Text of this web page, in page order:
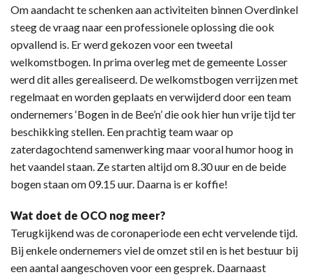
Om aandacht te schenken aan activiteiten binnen Overdinkel
steeg de vraag naar een professionele oplossing die ook
opvallend is. Er werd gekozen voor een tweetal
welkomstbogen. In prima overleg met de gemeente Losser
werd dit alles gerealiseerd. De welkomstbogen verrijzen met
regelmaat en worden geplaats en verwijderd door een team
ondernemers ‘Bogen in de Bee’n’ die ook hier hun vrije tijd ter
beschikking stellen. Een prachtig team waar op
zaterdagochtend samenwerking maar vooral humor hoog in
het vaandel staan. Ze starten altijd om 8.30 uur en de beide
bogen staan om 09.15 uur. Daarna is er koffie!
Wat doet de OCO nog meer?
Terugkijkend was de coronaperiode een echt vervelende tijd.
Bij enkele ondernemers viel de omzet stil en is het bestuur bij
een aantal aangeschoven voor een gesprek. Daarnaast